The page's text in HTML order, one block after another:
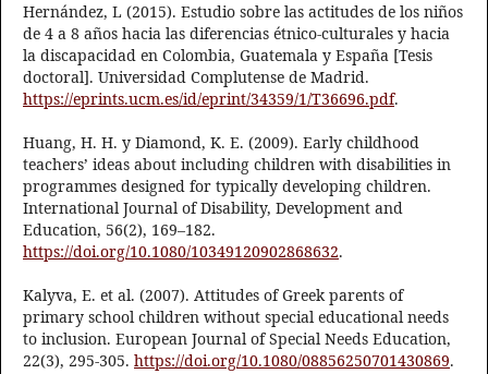
Hernández, L (2015). Estudio sobre las actitudes de los niños
de 4 a 8 años hacia las diferencias étnico-culturales y hacia
la discapacidad en Colombia, Guatemala y España [Tesis
doctoral]. Universidad Complutense de Madrid.
https://eprints.ucm.es/id/eprint/34359/1/T36696.pdf.
Huang, H. H. y Diamond, K. E. (2009). Early childhood
teachers’ ideas about including children with disabilities in
programmes designed for typically developing children.
International Journal of Disability, Development and
Education, 56(2), 169–182.
https://doi.org/10.1080/10349120902868632.
Kalyva, E. et al. (2007). Attitudes of Greek parents of
primary school children without special educational needs
to inclusion. European Journal of Special Needs Education,
22(3), 295-305. https://doi.org/10.1080/08856250701430869.